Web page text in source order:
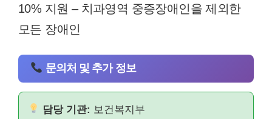
10% 지원 – 치과영역 중증장애인을 제외한
모든 장애인
문의처 및 추가 정보
담당 기관: 보건복지부